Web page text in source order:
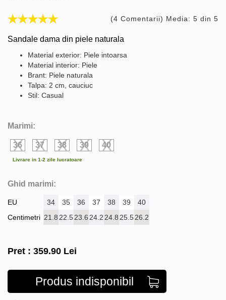
(4 Comentarii) Media: 5 din 5
Sandale dama din piele naturala
Material exterior: Piele intoarsa
Material interior: Piele
Brant: Piele naturala
Talpa: 2 cm, cauciuc
Stil: Casual
Marimi:
36 37 38 39 40
Livrare in 1-2 zile lucratoare
Ghid marimi:
EU
Centimetri
34 35 36 37 38 39
40
21.8 22.523.6 24.2 24.8 25.526.2
Pret : 359.90 Lei
Produs indisponibil